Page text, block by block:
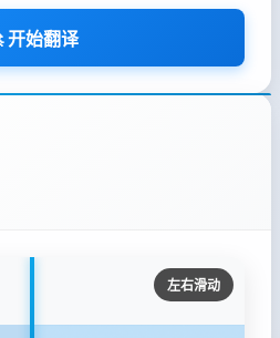
开始翻译
左右滑动